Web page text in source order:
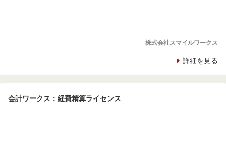
株式会社スマイルワークス
詳細を見る
会計ワークス：経費精算ライセンス